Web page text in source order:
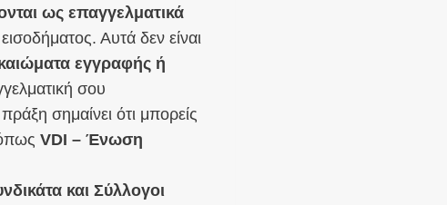
ως επαγγελματικά
Αυτά δεν είναι
εγγραφής ή
σου
σημαίνει ότι μπορείς
VDI – Ένωση
και Σύλλογοι